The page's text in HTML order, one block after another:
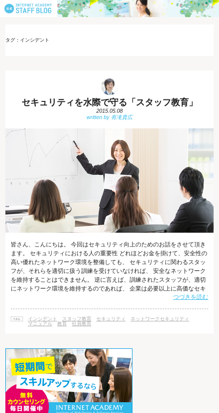
タグ：インシデント
セキュリティを水際で守る「スタッフ教育」
2015.05.08
皆さん、こんにちは。 今回はセキュリティ向上のためのお話をさせて頂き
ます。 セキュリティにおける人の重要性 どれほどお金を掛けて、安全性の
高い優れたネットワーク環境を整備しても、 セキュリティに関わるスタッ
フが、それらを適切に扱う訓練を受けていなければ、 安全なネットワーク
を維持することはできません。 逆に言えば、訓練されたスタッフが、適切
にネットワーク環境を維持するのであれば、 企業は必要以上に高価なセキ
ュリティを導入しなくても、安全性の高いネットワークを維持することが
セキュリティにおいても変わりません。 スタッフ スタッフはセキュリティ
の管理方法について知っているだけではなく、 管理を行うための手順につ
つづきを読む
インシデント スタッフ教育 セキュリティ
ネットワークセキュリティ
マニュアル
教育 社員教育